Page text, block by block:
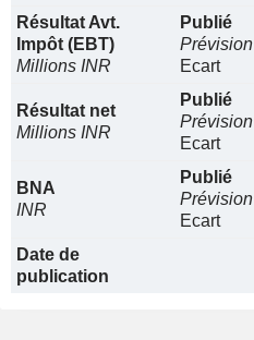
Résultat Avt.
Impôt (EBT)
Millions INR
Publié
Prévision
Ecart
Résultat net
Millions INR
Publié
Prévision
Ecart
BNA
INR
Publié
Prévision
Ecart
Date de
publication